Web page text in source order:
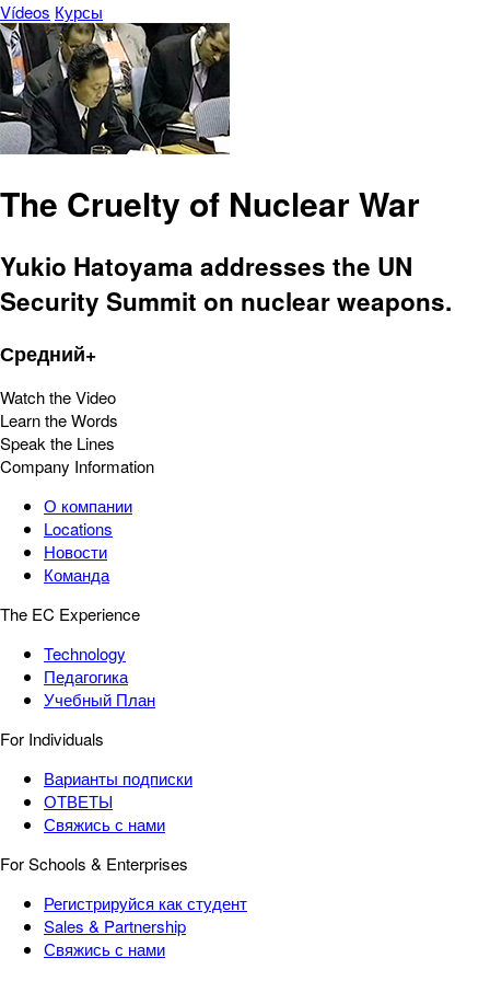
Vídeos Курсы
The Cruelty of Nuclear War
Yukio Hatoyama addresses the UN
Security Summit on nuclear weapons.
Средний+
Watch the Video
Learn the Words
Speak the Lines
Company Information
О компании
Locations
Новости
Команда
The EC Experience
Technology
Педагогика
Учебный План
For Individuals
Варианты подписки
ОТВЕТЫ
Свяжись с нами
For Schools & Enterprises
Регистрируйся как студент
Sales & Partnership
Свяжись с нами